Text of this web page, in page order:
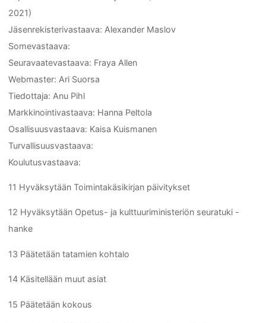
2021)
Jäsenrekisterivastaava: Alexander Maslov
Somevastaava:
Seuravaatevastaava: Fraya Allen
Webmaster: Ari Suorsa
Tiedottaja: Anu Pihl
Markkinointivastaava: Hanna Peltola
Osallisuusvastaava: Kaisa Kuismanen
Turvallisuusvastaava:
Koulutusvastaava:
11 Hyväksytään Toimintakäsikirjan päivitykset
12 Hyväksytään Opetus- ja kulttuuriministeriön seuratuki -
hanke
13 Päätetään tatamien kohtalo
14 Käsitellään muut asiat
15 Päätetään kokous